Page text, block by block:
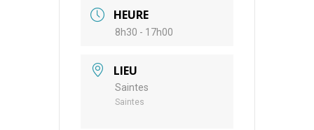
HEURE
8h30 - 17h00
LIEU
Saintes
Saintes